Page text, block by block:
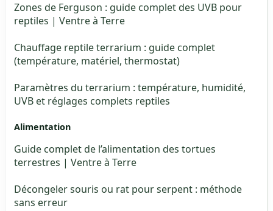
Zones de Ferguson : guide complet des UVB pour
reptiles | Ventre à Terre
Chauffage reptile terrarium : guide complet
(température, matériel, thermostat)
Paramètres du terrarium : température, humidité,
UVB et réglages complets reptiles
Alimentation
Guide complet de l’alimentation des tortues
terrestres | Ventre à Terre
Décongeler souris ou rat pour serpent : méthode
sans erreur